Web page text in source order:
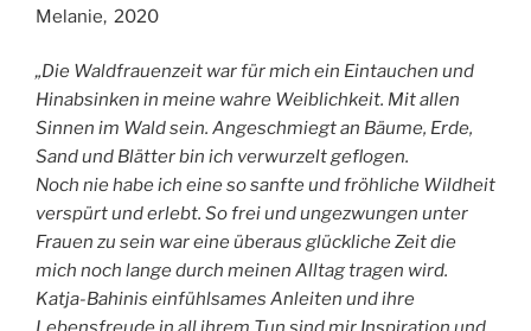
Melanie, 2020
„Die Waldfrauenzeit war für mich ein Eintauchen und
Hinabsinken in meine wahre Weiblichkeit. Mit allen
Sinnen im Wald sein. Angeschmiegt an Bäume, Erde,
Sand und Blätter bin ich verwurzelt geflogen.
Noch nie habe ich eine so sanfte und fröhliche Wildheit
verspürt und erlebt. So frei und ungezwungen unter
Frauen zu sein war eine überaus glückliche Zeit die
mich noch lange durch meinen Alltag tragen wird.
Katja-Bahinis einfühlsames Anleiten und ihre